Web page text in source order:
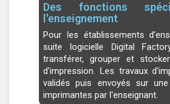
Des fonctions
l'enseignement
Pour les établissements
suite logicielle Digital
transférer, grouper et
d'impression. Les travaux
validés puis envoyés sur
imprimantes par l'enseignant.